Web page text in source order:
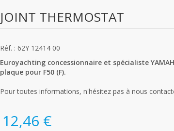
JOINT THERMOSTAT
Réf. : 62Y 12414 00
Euroyachting concessionnaire et spécialiste
plaque pour F50 (F).
Pour toutes informations, n'hésitez pas à nous
12,46 €